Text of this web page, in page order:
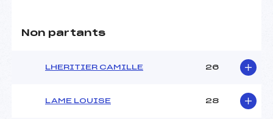
Non partants
LHERITIER CAMILLE 26
LAME LOUISE 28